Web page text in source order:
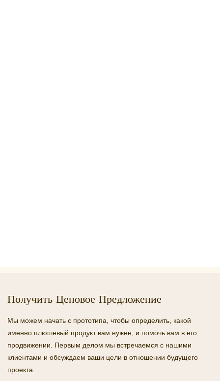
Получить Ценовое Предложение
Мы можем начать с прототипа, чтобы определить, какой
именно плюшевый продукт вам нужен, и помочь вам в его
продвижении. Первым делом мы встречаемся с нашими
клиентами и обсуждаем ваши цели в отношении будущего
проекта.